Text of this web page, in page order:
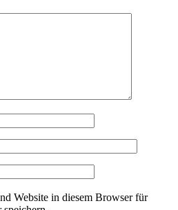
Website in diesem Browser für